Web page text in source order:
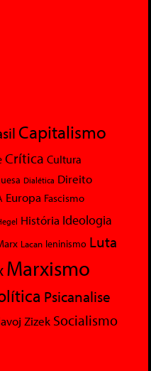
Capitalismo
Crítica Cultura
Dialética Direito
Europa Fascismo
História Ideologia
Lacan leninismo Luta
Marxismo
Psicanalise
Zizek Socialismo